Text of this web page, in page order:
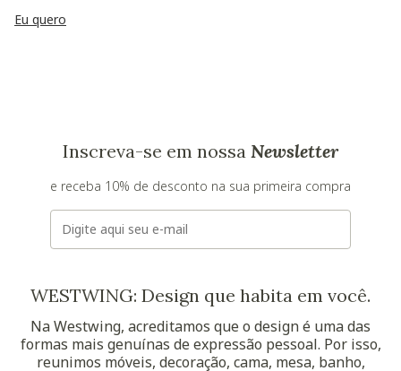
Eu quero
Inscreva-se em nossa Newsletter
e receba 10% de desconto na sua primeira compra
E-mail
WESTWING: Design que habita em você.
Na Westwing, acreditamos que o design é uma das
formas mais genuínas de expressão pessoal. Por isso,
reunimos móveis, decoração, cama, mesa, banho,